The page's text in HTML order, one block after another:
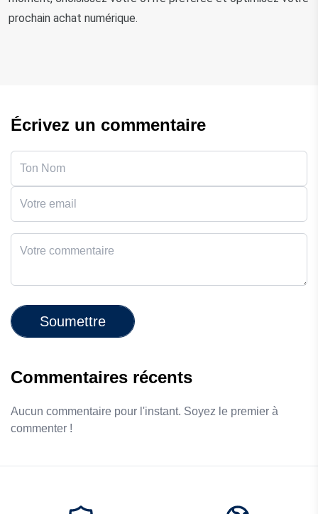
prochain achat numérique.
Écrivez un commentaire
Soumettre
Commentaires récents
Aucun commentaire pour l'instant. Soyez le premier à
commenter !